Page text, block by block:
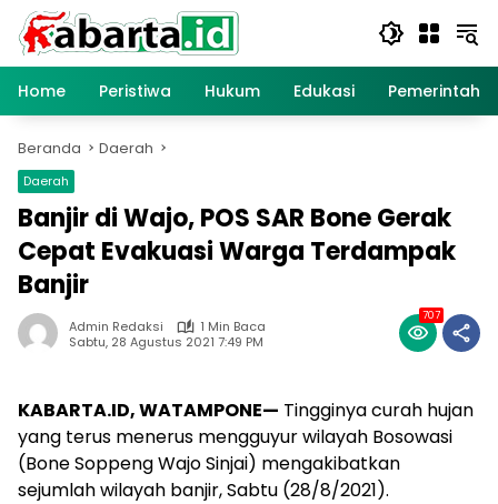
Langsung
konten
Home
Peristiwa Hukum Edukasi
Beranda Daerah
Daerah
Banjir di Wajo, POS SAR Bone Gerak
Cepat Evakuasi Warga Terdampak
Banjir
Admin Redaksi
1 Min Baca
Sabtu, 28 Agustus 2021 7:49 PM
707
KABARTA.ID, WATAMPONE— Tingginya curah hujan
yang terus menerus mengguyur wilayah Bosowasi
(Bone Soppeng Wajo Sinjai) mengakibatkan
sejumlah wilayah banjir, Sabtu (28/8/2021).